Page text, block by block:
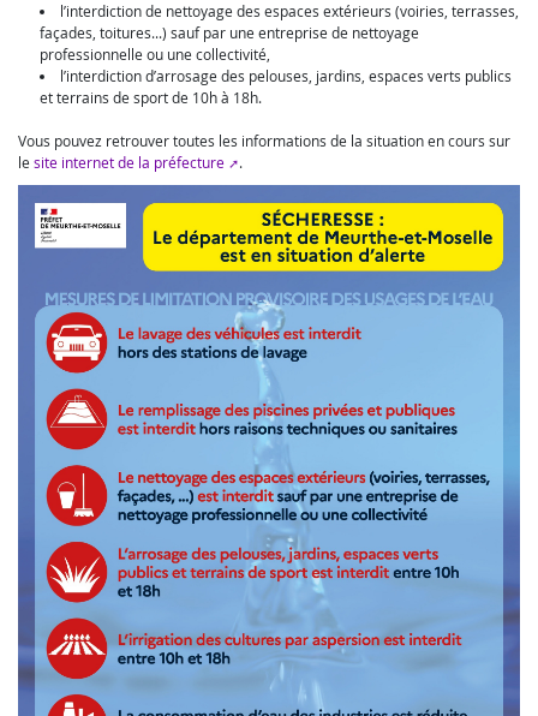
l’interdiction de nettoyage des espaces extérieurs (voiries, terrasses,
façades, toitures...) sauf par une entreprise de nettoyage
professionnelle ou une collectivité,
l’interdiction d’arrosage des pelouses, jardins, espaces verts publics
et terrains de sport de 10h à 18h.
Vous pouvez retrouver toutes les informations de la situation en cours sur
le site internet de la préfecture .